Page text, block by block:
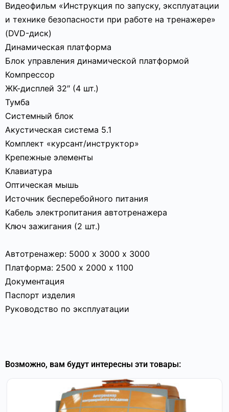
Видеофильм «Инструкция по запуску, эксплуатации
и технике безопасности при работе на тренажере»
(DVD-диск)
Динамическая платформа
Блок управления динамической платформой
Компрессор
ЖК-дисплей 32″ (4 шт.)
Тумба
Системный блок
Акустическая система 5.1
Комплект «курсант/инструктор»
Крепежные элементы
Клавиатура
Оптическая мышь
Источник бесперебойного питания
Кабель электропитания автотренажера
Ключ зажигания (2 шт.)
Автотренажер: 5000 х 3000 х 3000
Платформа: 2500 х 2000 х 1100
Документация
Паспорт изделия
Руководство по эксплуатации
Возможно, вам будут интересны эти товары: